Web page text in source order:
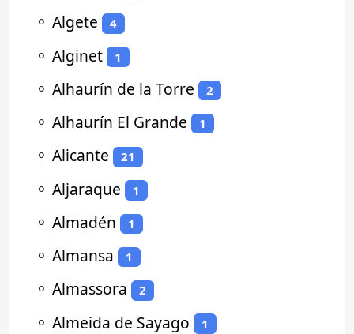
⚬ Algete 4
⚬ Alginet 1
⚬ Alhaurín de la Torre 2
⚬ Alhaurín El Grande 1
⚬ Alicante 21
⚬ Aljaraque 1
⚬ Almadén 1
⚬ Almansa 1
⚬ Almassora 2
⚬ Almeida de Sayago 1